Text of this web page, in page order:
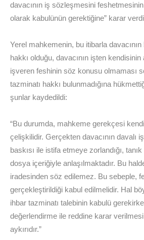
davacının iş sözleşmesini
olarak kabulünün gerektiğine” karar
Yerel mahkemenin, bu itibarla davacının
hakkı olduğu, davacının işten kendisinin
işveren feshinin söz konusu olmaması
tazminatı hakkı bulunmadığına
şunlar kaydedildi:
“Bu durumda, mahkeme gerekçesi
çelişkilidir. Gerçekten davacının davalı
baskısı ile istifa etmeye zorlandığı,
dosya içeriğiyle anlaşılmaktadır. Bu
iradesinden söz edilemez. Bu sebeple,
gerçekleştirildiği kabul edilmelidir. Hal
ihbar tazminatı talebinin kabulü
değerlendirme ile reddine karar
aykırıdır.”